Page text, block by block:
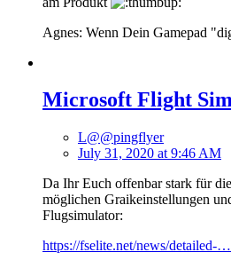
Agnes: Wenn Dein Gamepad
Microsoft Flight
L@@pingflyer
July 31, 2020 at 9:46 AM
Da Ihr Euch offenbar stark für
möglichen Graikeinstellungen
Flugsimulator:
https://fselite.net/news/detailed-